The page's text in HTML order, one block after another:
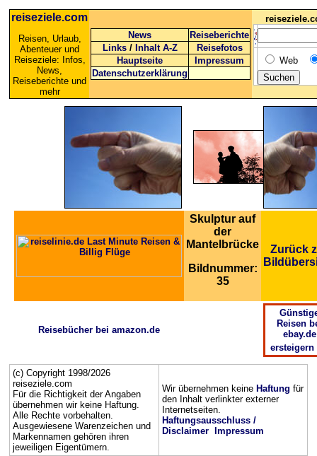
reiseziele.com
Reisen, Urlaub,
Abenteuer und
Reiseziele: Infos,
News,
Reiseberichte und
mehr
News
Reiseberichte
Links / Inhalt A-Z
Reisefotos
Hauptseite
Impressum
Datenschutzerklärung
Web
Skulptur auf
der
Mantelbrücke
Bildnummer:
35
Zurück
Reisebücher bei amazon.de
Reisen
ebay.de
ersteigern
(c) Copyright 1998/2026
reiseziele.com
Für die Richtigkeit der Angaben
übernehmen wir keine Haftung.
Alle Rechte vorbehalten.
Ausgewiesene Warenzeichen und
Markennamen gehören ihren
jeweiligen Eigentümern.
Wir übernehmen keine Haftung für
den Inhalt verlinkter externer
Internetseiten.
Haftungsausschluss /
Disclaimer
Impressum